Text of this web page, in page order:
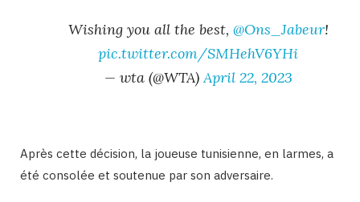
Wishing you all the best, @Ons_Jabeur!
pic.twitter.com/SMHehV6YHi
— wta (@WTA)April 22, 2023
Après cette décision, la joueuse tunisienne, en larmes, a
été consolée et soutenue par son adversaire.